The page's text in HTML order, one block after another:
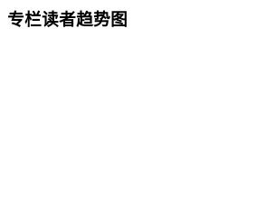
专栏读者趋势图